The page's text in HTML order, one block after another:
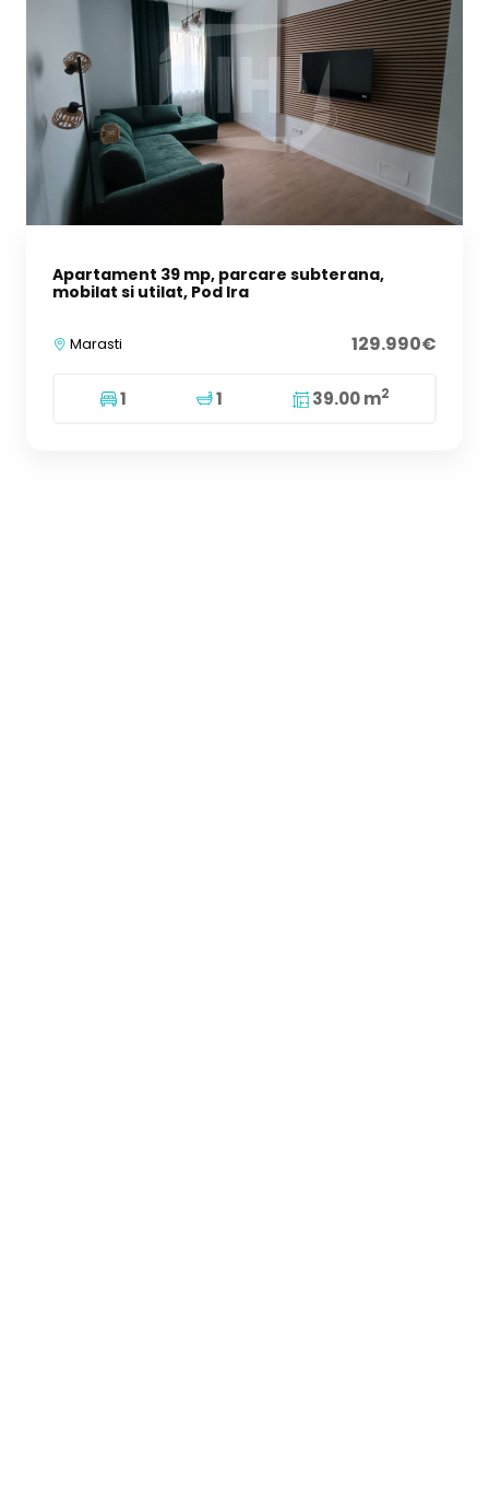
Apartament 39 mp, parcare subterana,
mobilat si utilat, Pod Ira
Marasti 129.990€
1 1 39.00 m2